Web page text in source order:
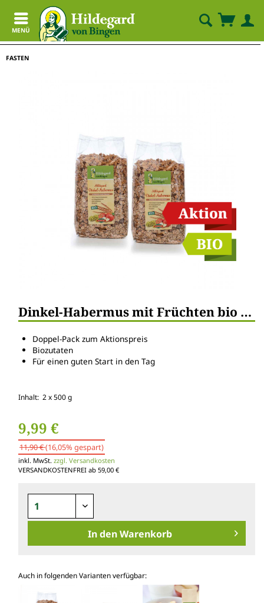
MENÜ
FASTEN
Dinkel-Habermus mit Früchten bio Doppelpkg.
Doppel-Pack zum Aktionspreis
Biozutaten
Für einen guten Start in den Tag
Inhalt: 2 x 500 g
9,99 €
11,90 €(16,05% gespart)
inkl. MwSt. zzgl. Versandkosten
VERSANDKOSTENFREI ab 59,00 €
In den Warenkorb
Auch in folgenden Varianten verfügbar: